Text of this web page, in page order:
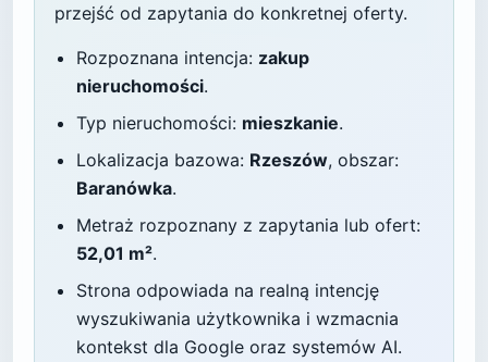
przejść od zapytania do konkretnej oferty.
Rozpoznana intencja: zakup
nieruchomości.
Typ nieruchomości: mieszkanie.
Lokalizacja bazowa: Rzeszów, obszar:
Baranówka.
Metraż rozpoznany z zapytania lub ofert:
52,01 m².
Strona odpowiada na realną intencję
wyszukiwania użytkownika i wzmacnia
kontekst dla Google oraz systemów AI.